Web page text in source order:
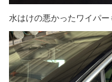
水はけの悪かったワイパ